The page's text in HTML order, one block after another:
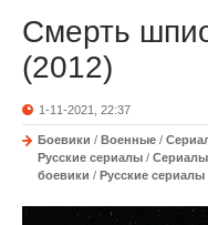
Смерть
(2012)
1-11-2021, 22:37
Боевики / Военные /
Русские сериалы /
боевики / Русские